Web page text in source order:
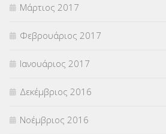
Μάρτιος 2017
Φεβρουάριος 2017
Ιανουάριος 2017
Δεκέμβριος 2016
Νοέμβριος 2016